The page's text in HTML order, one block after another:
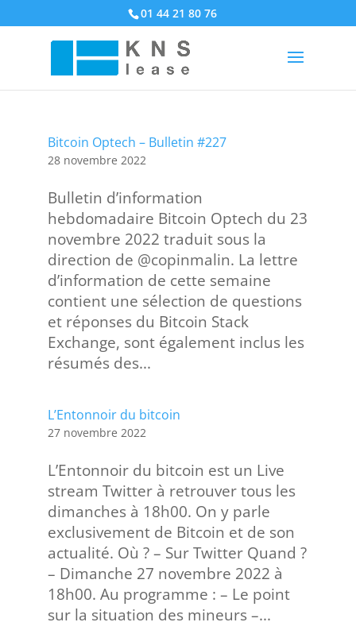
01 44 21 80 76
Bitcoin Optech – Bulletin #227
28 novembre 2022
Bulletin d’information
hebdomadaire Bitcoin Optech du 23
novembre 2022 traduit sous la
direction de @copinmalin. La lettre
d’information de cette semaine
contient une sélection de questions
et réponses du Bitcoin Stack
Exchange, sont également inclus les
résumés des...
L’Entonnoir du bitcoin
27 novembre 2022
L’Entonnoir du bitcoin est un Live
stream Twitter à retrouver tous les
dimanches à 18h00. On y parle
exclusivement de Bitcoin et de son
actualité. Où ? – Sur Twitter Quand ?
– Dimanche 27 novembre 2022 à
18h00. Au programme : – Le point
sur la situation des mineurs –...